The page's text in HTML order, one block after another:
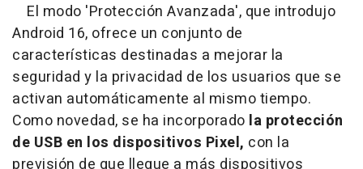
El modo 'Protección Avanzada', que introdujo
Android 16, ofrece un conjunto de
características destinadas a mejorar la
seguridad y la privacidad de los usuarios que se
activan automáticamente al mismo tiempo.
Como novedad, se ha incorporado la protección
de USB en los dispositivos Pixel, con la